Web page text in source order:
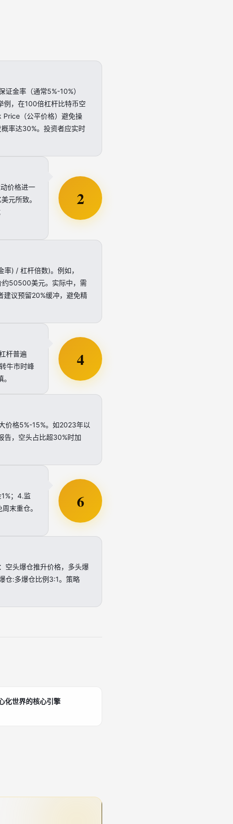
金率（通常5%-10%）
例，在100倍杠杆比特币空
Price（公平价格）避免操
率达30%。投资者应实时
2
价格进一
元所致。
) / 杠杆倍数)。例如，
约50500美元。实际中，需
建议预留20%缓冲，避免精
4
杆普遍
牛市时峰
价格5%-15%。如2023年以
告，空头占比超30%时加
6
；4.监
末重仓。
空头爆仓推升价格，多头爆
仓:多爆仓比例3:1。策略
化世界的核心引擎